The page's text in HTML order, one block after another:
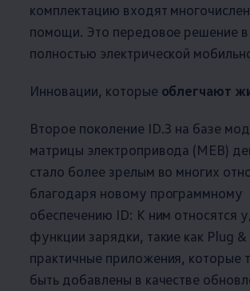
комплектацию входят
помощи. Это передовое решение
полностью электрической
Инновации, которые облегчают
Второе поколение ID.3 на базе
матрицы электропривода (MEB)
стало более зрелым во многих
благодаря новому программному
обеспечению ID: К ним относятся
функции зарядки, такие как Plug &
практичные приложения, которые
быть добавлены в качестве